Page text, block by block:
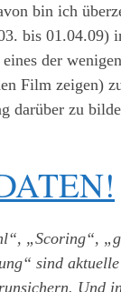
bin ich
bis 01.04.09)
der wenigen
Film zeigen)
darüber zu
„Scoring“,
sind
Und